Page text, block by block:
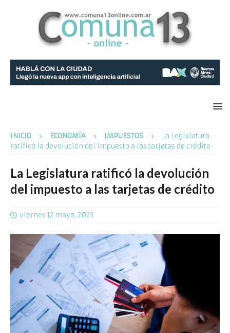
INICIO ECONOMÍA IMPUESTOS
La Legislatura
ratificó la devolución del impuesto a las tarjetas de crédito
La Legislatura ratificó la devolución
del impuesto a las tarjetas de crédito
viernes 12 mayo, 2023